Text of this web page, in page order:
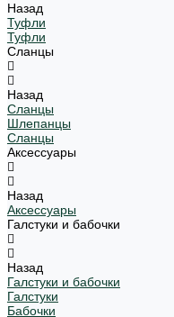
Назад
Туфли
Туфли
Сланцы
Назад
Сланцы
Шлепанцы
Сланцы
Аксессуары
Назад
Аксессуары
Галстуки и бабочки
Назад
Галстуки и бабочки
Галстуки
Бабочки